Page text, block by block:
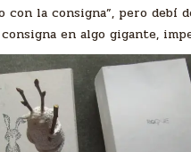
con la consigna”, pero debí
en algo gigante,